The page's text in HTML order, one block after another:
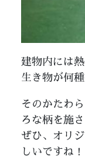
建物内には
生き物が何
そのかたわ
ろな柄を施
ぜひ、オリ
しいですね！